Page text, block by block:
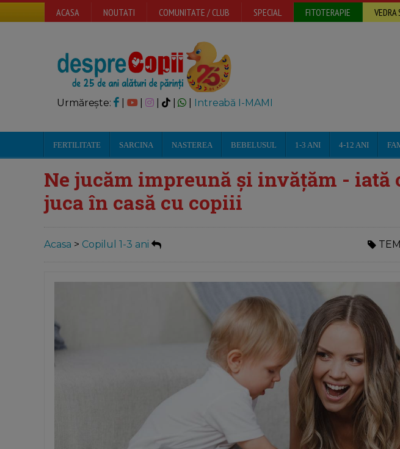
ACASA NOUTATI COMUNITATE / CLUB SPECIAL FITOTERAPIE VEDRA
Urmărește: | | Intreabă I-MAMI
FERTILITATE SARCINA NASTEREA BEBELUSUL 1-3 ANI 4-12 ANI
Ne jucăm impreună și invățăm - iată
juca în casă cu copiii
Acasa > Copilul 1-3 ani